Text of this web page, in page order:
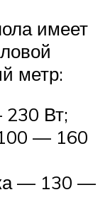
имеет
метр:
Вт;
— 160
— 130 —